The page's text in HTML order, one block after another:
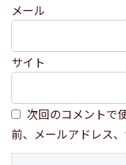
メール
サイト
次回のコメントで
前、メールアドレス